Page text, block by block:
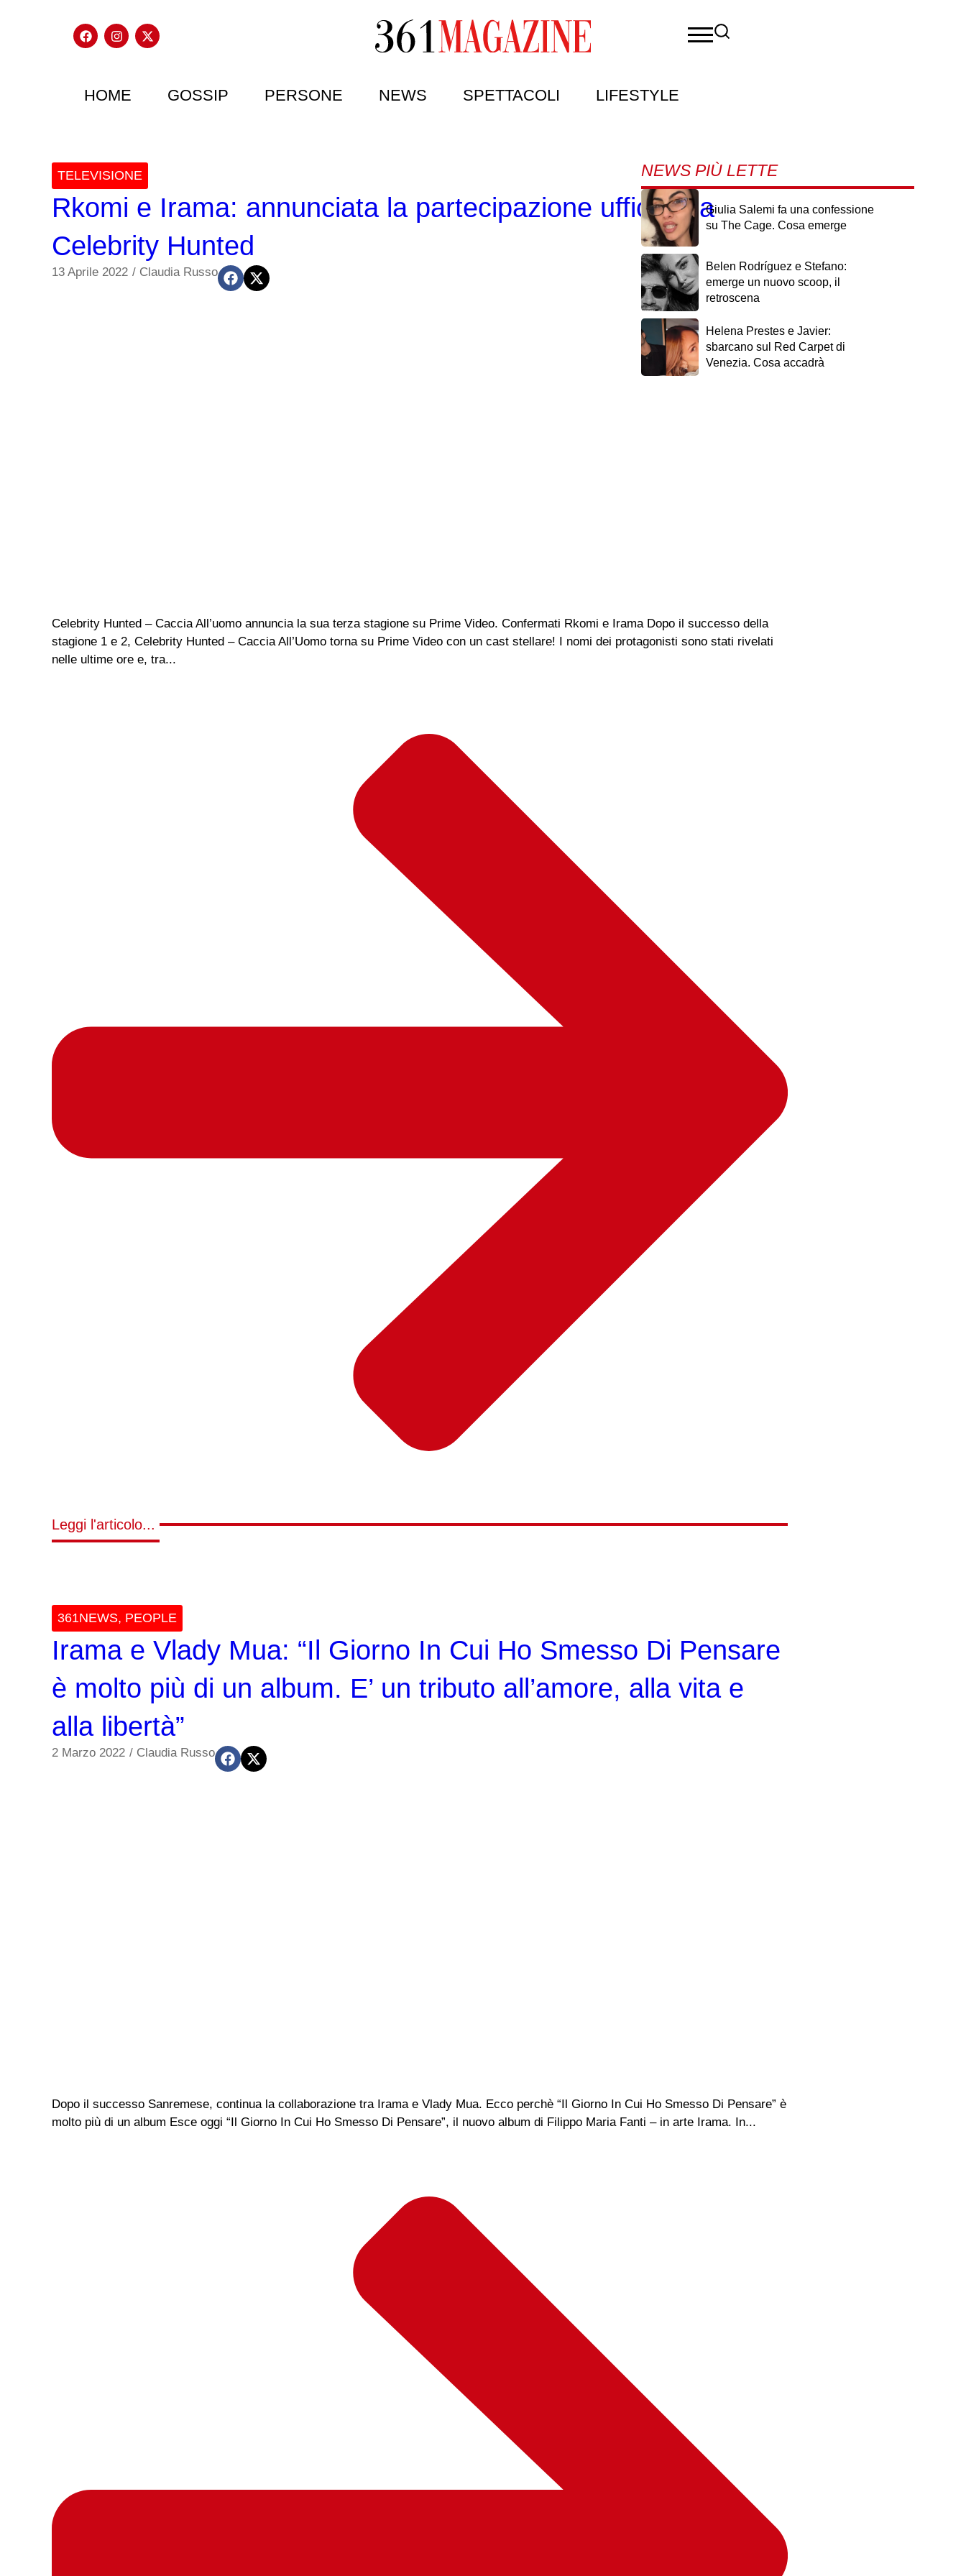
HOME GOSSIP PERSONE NEWS SPETTACOLI LIFESTYLE
TELEVISIONE
Rkomi e Irama: annunciata la partecipazione ufficiale a
Celebrity Hunted
13 Aprile 2022 / Claudia Russo
Celebrity Hunted – Caccia All’uomo annuncia la sua terza stagione su Prime Video. Confermati Rkomi e Irama Dopo il successo della
stagione 1 e 2, Celebrity Hunted – Caccia All’Uomo torna su Prime Video con un cast stellare! I nomi dei protagonisti sono stati rivelati
nelle ultime ore e, tra...
Leggi l'articolo...
361NEWS, PEOPLE
Irama e Vlady Mua: “Il Giorno In Cui Ho Smesso Di Pensare
è molto più di un album. E’ un tributo all’amore, alla vita e
alla libertà”
2 Marzo 2022 / Claudia Russo
Dopo il successo Sanremese, continua la collaborazione tra Irama e Vlady Mua. Ecco perchè “Il Giorno In Cui Ho Smesso Di Pensare” è
molto più di un album Esce oggi “Il Giorno In Cui Ho Smesso Di Pensare”, il nuovo album di Filippo Maria Fanti – in arte Irama. In...
NEWS PIÙ LETTE
Giulia Salemi fa una confessione
su The Cage. Cosa emerge
Belen Rodríguez e Stefano:
emerge un nuovo scoop, il
retroscena
Helena Prestes e Javier:
sbarcano sul Red Carpet di
Venezia. Cosa accadrà